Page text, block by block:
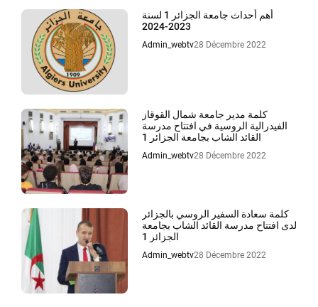
أهم أحداث جامعة الجزائر 1 لسنة
2023-2024
Admin_webtv28 Décembre 2022
كلمة مدير جامعة شمال القوقاز
الفيدرالية الروسية في افتتاح مدرسة
القائد الشاب بجامعة الجزائر 1
Admin_webtv28 Décembre 2022
كلمة سعادة السفير الروسي بالجزائر
لدى افتتاح مدرسة القائد الشاب بجامعة
الجزائر 1
Admin_webtv28 Décembre 2022